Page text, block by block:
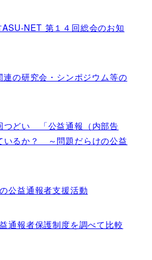
NET 第１４回総会のお知
の研究会・シンポジウム等の
つどい 「公益通報（内部告
いるか？ ～問題だらけの公益
公益通報者支援活動
通報者保護制度を調べて比較